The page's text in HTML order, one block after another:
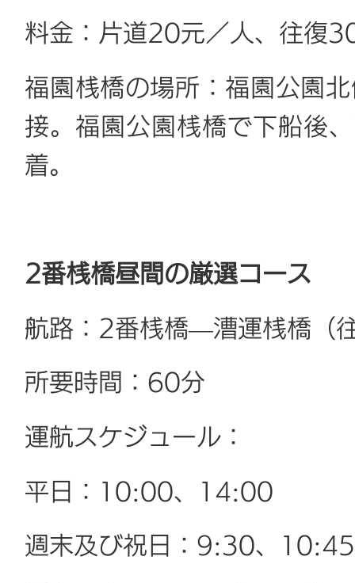
料金：片道20元／人、往復
福園桟橋の場所：福園公園
接。福園公園桟橋で下船後
着。
2番桟橋昼間の厳選コース
航路：2番桟橋—漕運桟橋（
所要時間：60分
運航スケジュール：
平日：10:00、14:00
週末及び祝日：9:30、